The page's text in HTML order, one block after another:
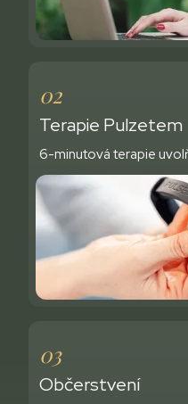
02
Terapie Pulzetem
6-minutová terapie
03
Občerstvení